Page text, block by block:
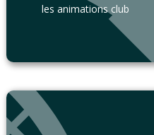
les animations club